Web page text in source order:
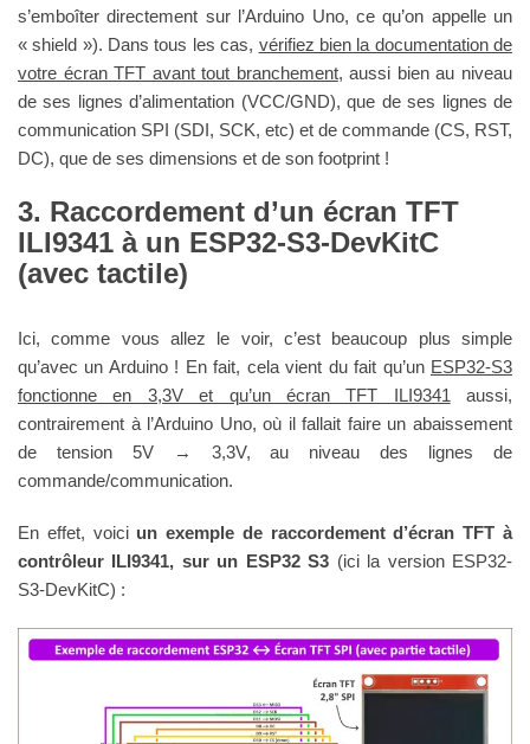
s’emboîter directement sur l’Arduino Uno, ce qu’on appelle un
« shield »). Dans tous les cas, vérifiez bien la documentation de
votre écran TFT avant tout branchement, aussi bien au niveau
de ses lignes d’alimentation (VCC/GND), que de ses lignes de
communication SPI (SDI, SCK, etc) et de commande (CS, RST,
DC), que de ses dimensions et de son footprint !
Raccordement d’un écran TFT
ILI9341 à un ESP32-S3-DevKitC
(avec tactile)
Ici, comme vous allez le voir, c’est beaucoup plus simple
qu’avec un Arduino ! En fait, cela vient du fait qu’un ESP32-S3
fonctionne en 3,3V et qu’un écran TFT ILI9341 aussi,
contrairement à l’Arduino Uno, où il fallait faire un abaissement
de tension 5V → 3,3V, au niveau des lignes de
commande/communication.
En effet, voici un exemple de raccordement d’écran TFT à
contrôleur ILI9341, sur un ESP32 S3 (ici la version ESP32-
S3-DevKitC) :